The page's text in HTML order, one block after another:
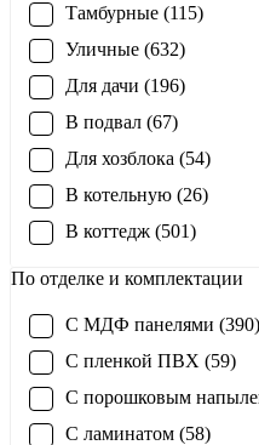
Тамбурные (115)
Уличные (632)
Для дачи (196)
В подвал (67)
Для хозблока (54)
В котельную (26)
В коттедж (501)
По отделке и комплектации
С МДФ панелями (390)
С пленкой ПВХ (59)
С порошковым
С ламинатом (58)